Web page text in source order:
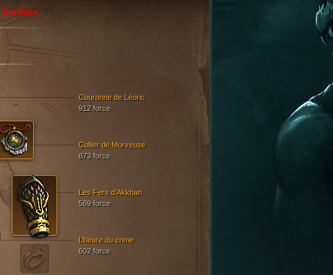
Extrême
Couronne de Léoric
912 force
Les Fers d’Akkhan
569 force
L’heure du crime
602 force
Collier de Morveuse
873 force